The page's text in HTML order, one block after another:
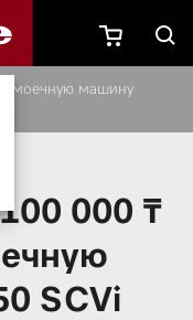
машину
000 ₸
SCVi